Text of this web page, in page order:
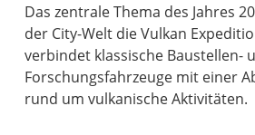
Das zentrale Thema des Jahres
der City-Welt die Vulkan
verbindet klassische Baustellen-
Forschungsfahrzeuge mit einer
rund um vulkanische Aktivitäten.